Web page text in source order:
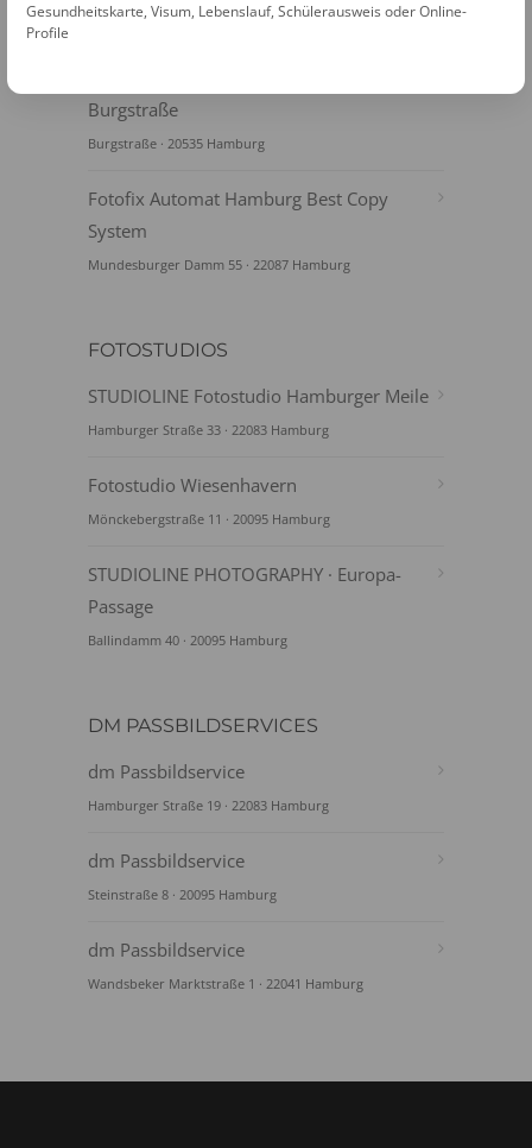
Beim Strohhause · 20099 Hamburg
Burgstraße
Burgstraße · 20535 Hamburg
Fotofix Automat Hamburg Best Copy
System
Mundesburger Damm 55 · 22087 Hamburg
FOTOSTUDIOS
STUDIOLINE Fotostudio Hamburger Meile
Hamburger Straße 33 · 22083 Hamburg
Fotostudio Wiesenhavern
Mönckebergstraße 11 · 20095 Hamburg
STUDIOLINE PHOTOGRAPHY · Europa-
Passage
Ballindamm 40 · 20095 Hamburg
DM PASSBILDSERVICES
dm Passbildservice
Hamburger Straße 19 · 22083 Hamburg
dm Passbildservice
Steinstraße 8 · 20095 Hamburg
dm Passbildservice
Wandsbeker Marktstraße 1 · 22041 Hamburg
Gesundheitskarte, Visum, Lebenslauf, Schülerausweis oder Online-
Profile